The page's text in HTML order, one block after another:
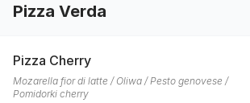
Pizza Verda
Pizza Cherry
Mozarella fior di latte / Oliwa / Pesto genovese /
Pomidorki cherry